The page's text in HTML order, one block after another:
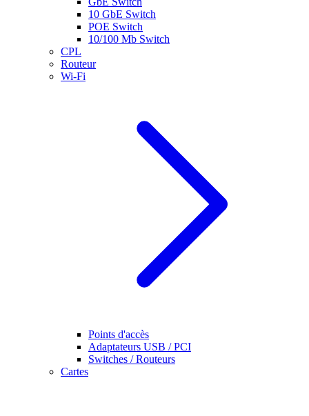
10 GbE Switch
POE Switch
10/100 Mb Switch
CPL
Routeur
Wi-Fi
Points d'accès
Adaptateurs USB / PCI
Switches / Routeurs
Cartes